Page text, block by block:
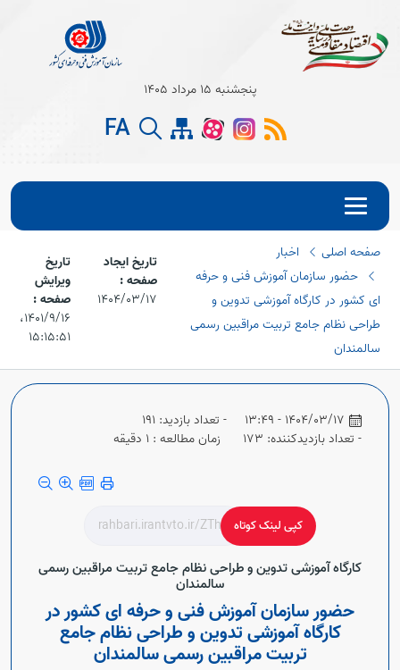
پنجشنبه 15 مرداد 1405
FA
صفحه اصلی
اخبار
حضور سازمان آموزش فنی و حرفه
ای کشور در کارگاه آموزشی تدوین و
طراحی نظام جامع تربیت مراقبین رسمی
سالمندان
تاریخ ایجاد
صفحه :
1404/03/17
تاریخ
ویرایش
صفحه :
۱۴۰۱/۹/۱۶،‏
۱۵:۱۵:۵۱
1404/03/17 - 13:49
- تعداد بازدید: 191
- تعداد بازدیدکننده: 173
زمان مطالعه : 1 دقیقه
کارگاه آموزشی تدوین و طراحی نظام جامع تربیت مراقبین رسمی
سالمندان
حضور سازمان آموزش فنی و حرفه ای کشور در
کارگاه آموزشی تدوین و طراحی نظام جامع
تربیت مراقبین رسمی سالمندان
کپی لینک کوتاه